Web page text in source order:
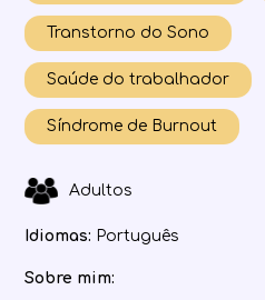
Transtorno do Sono
Saúde do trabalhador
Síndrome de Burnout
Adultos
Idiomas: Português
Sobre mim: